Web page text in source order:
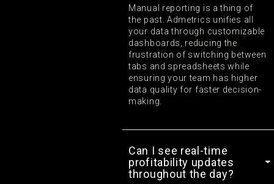
Manual reporting is a thing of
the past. Admetrics unifies all
your data through customizable
dashboards, reducing the
frustration of switching between
tabs and spreadsheets while
ensuring your team has higher
data quality for faster decision-
making.
Can I see real-time
profitability updates
throughout the day?